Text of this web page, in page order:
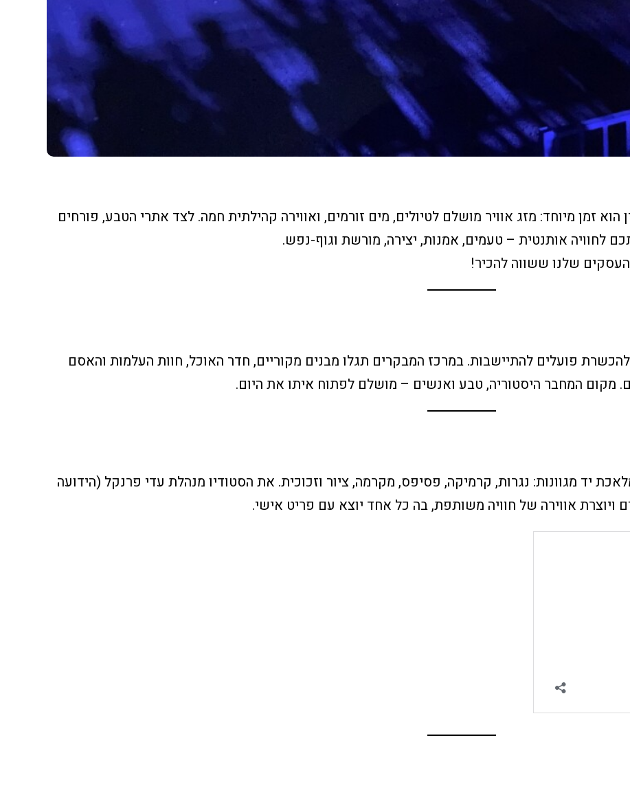
זמן מיוחד: מזג אוויר מושלם לטיולים, מים זורמים, ואווירה קהילתית חמה. לצד אתרי הטבע, פורחים
לחוויה אותנטית – טעמים, אמנות, יצירה, מורשת וגוף-נפש.
שלנו ששווה להכיר!
פועלים להתיישבות. במרכז המבקרים תגלו מבנים מקוריים, חדר האוכל, חוות העלמות והאסם
מקום המחבר היסטוריה, טבע ואנשים – מושלם לפתוח איתו את היום.
יד מגוונות: נגרות, קרמיקה, פסיפס, מקרמה, ציור וזכוכית. את הסטודיו מנהלת עדי פרנקל (הידועה
אווירה של חוויה משותפת, בה כל אחד יוצא עם פריט אישי.